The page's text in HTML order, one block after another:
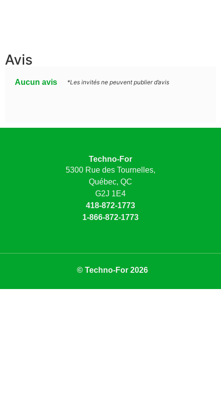
Avis
Aucun avis *Les invités ne peuvent publier d’avis
Techno-For
5300 Rue des Tournelles,
Québec, QC
G2J 1E4
418-872-1773
1-866-872-1773
© Techno-For 2026